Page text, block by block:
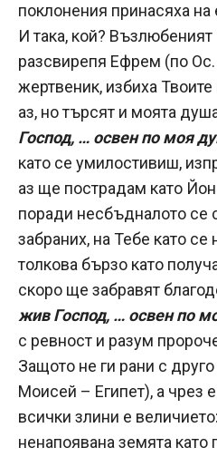
поклонения принасяха
И така, кой?
разсвирепя Ефрем (по
жертвеник, избиха
аз, но търсят и моята
Господ, … освен по моя
като се умилостивиш,
аз ще пострадам като
поради несбъдналото се
забраних, на Тебе като се
толкова бързо като
скоро ще забравят
жив Господ, … освен по
с ревност и разум
Защото не ги рани с
Моисей – Египет), а чрез
всички злини е
ненапоявана земята като